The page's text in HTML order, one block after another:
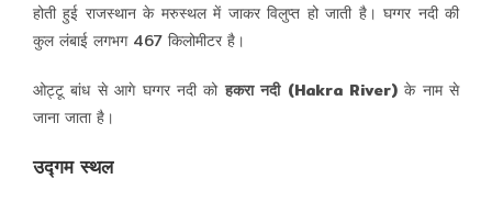
होती हुई राजस्थान के मरुस्थल में जाकर विलुप्त हो जाती है। घग्गर नदी की
कुल लंबाई लगभग 467 किलोमीटर है।
ओट्टू बांध से आगे घग्गर नदी कोहकरा नदी (Hakra River)के नाम से
जाना जाता है।
उद्गम स्थल